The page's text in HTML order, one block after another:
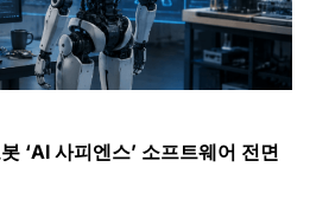
‘AI 사피엔스’ 소프트웨어 전면